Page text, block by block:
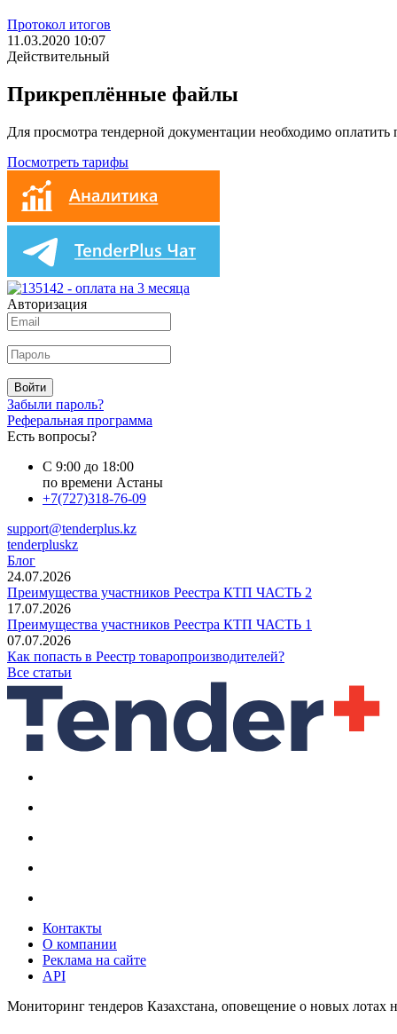
Протокол итогов
11.03.2020 10:07
Действительный
Прикреплённые файлы
Для просмотра тендерной документации необходимо оплатить
Посмотреть тарифы
Авторизация
Войти
Забыли пароль?
Реферальная программа
Есть вопросы?
С 9:00 до 18:00
по времени Астаны
+7(727)318-76-09
support@tenderplus.kz
tenderpluskz
Блог
24.07.2026
Преимущества участников Реестра КТП ЧАСТЬ 2
17.07.2026
Преимущества участников Реестра КТП ЧАСТЬ 1
07.07.2026
Как попасть в Реестр товаропроизводителей?
Все статьи
Контакты
О компании
Реклама на сайте
API
Мониторинг тендеров Казахстана, оповещение о новых лотах